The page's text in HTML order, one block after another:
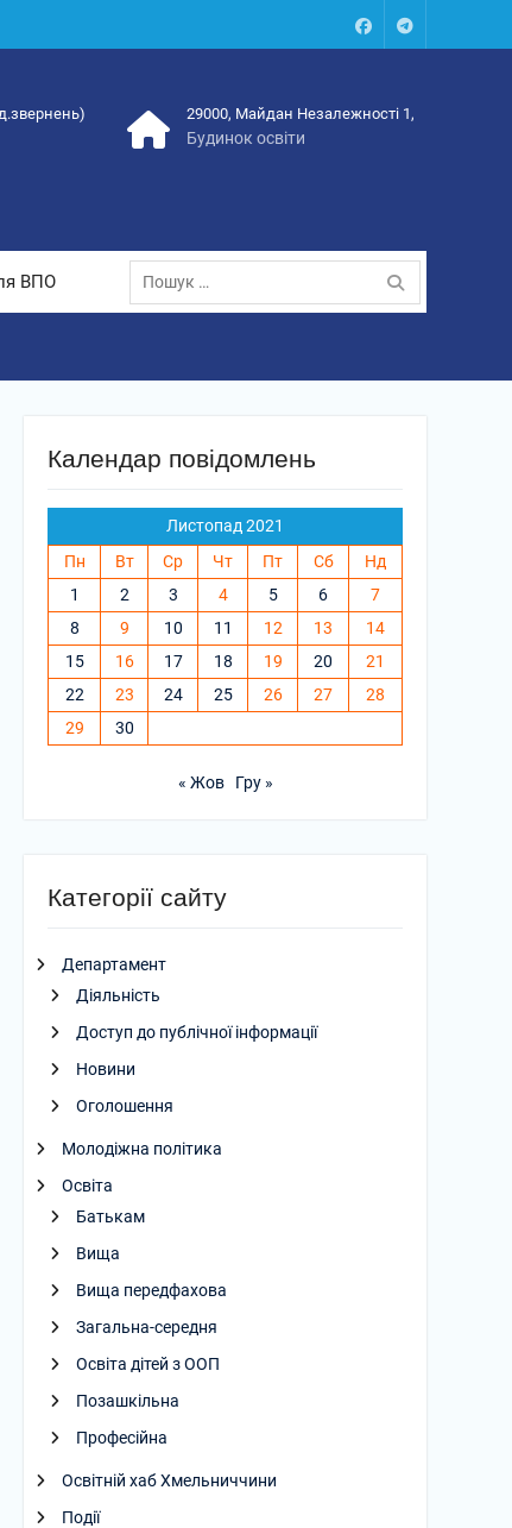
FacebookTalegram
29000, Майдан Незалежності 1,
Будинок освіти
ВПО
Пошук:
Календар повідомлень
Листопад 2021
Пн
Вт Ср Чт Пт Сб
Нд
1
2 3 4 5 6
7
8
9 10 11 12 13
14
15
16 17 18 19 20
21
22
23 24 25 26 27
28
29
30
« Жов Гру »
Категорії сайту
Департамент
Діяльність
Доступ до публічної інформації
Новини
Оголошення
Молодіжна політика
Освіта
Батькам
Вища
Вища передфахова
Загальна-середня
Освіта дітей з ООП
Позашкільна
Професійна
Освітній хаб Хмельниччини
Події